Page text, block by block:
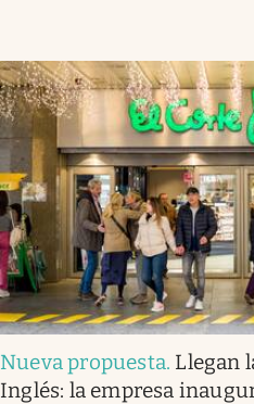
Nueva propuesta. Llegan
Inglés: la empresa